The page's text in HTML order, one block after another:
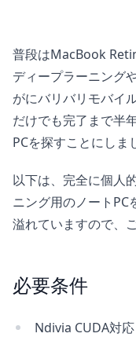
普段はMacBook
ディープラーニング
がにバリバリモバイ
だけでも完了まで半
PCを探すことにしま
以下は、完全に個人
ニング用のノートPC
溢れていますので、
必要条件
Ndivia CUDA対応